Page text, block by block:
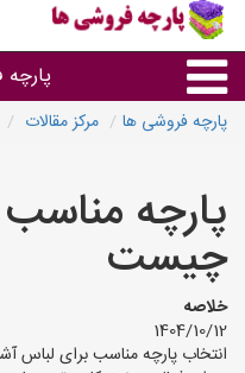
پارچه
پارچه فروشی ها مرکز مقالات
پارچه
چیست
خلاصه
1404/10/12
انتخاب پارچه مناسب برای لباس